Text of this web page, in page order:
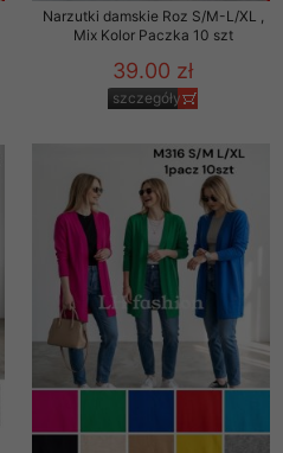
Narzutki damskie Roz S/M-L/XL ,
Mix Kolor Paczka 10 szt
39.00 zł
szczegóły